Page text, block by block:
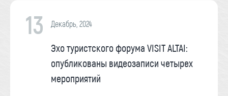
13 Декабрь, 2024
Эхо туристского форума VISIT ALTAI:
опубликованы видеозаписи четырех
мероприятий